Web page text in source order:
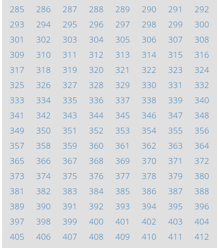
285
286 287 288 289 290 291
292
293
294 295 296 297 298 299
300
301
302 303 304 305 306 307
308
309
310 311 312 313 314 315
316
317
318 319 320 321 322 323
324
325
326 327 328 329 330 331
332
333
334 335 336 337 338 339
340
341
342 343 344 345 346 347
348
349
350 351 352 353 354 355
356
357
358 359 360 361 362 363
364
365
366 367 368 369 370 371
372
373
374 375 376 377 378 379
380
381
382 383 384 385 386 387
388
389
390 391 392 393 394 395
396
397
398 399 400 401 402 403
404
405
406 407 408 409 410 411
412